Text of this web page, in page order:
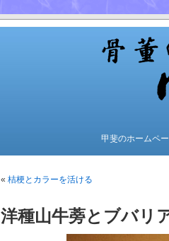
甲斐のホームペ
« 桔梗とカラーを活ける
洋種山牛蒡とブバリ